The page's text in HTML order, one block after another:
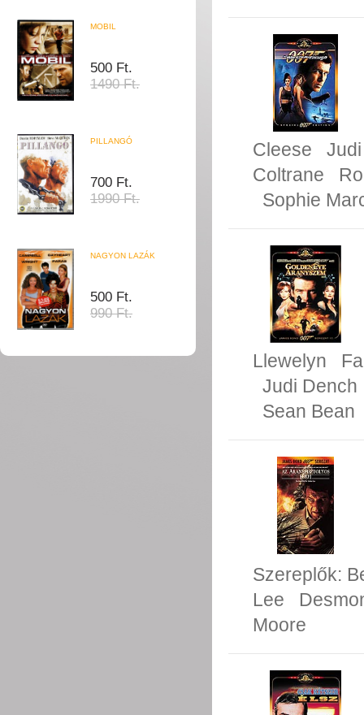
MOBIL
500 Ft.
1490 Ft.
PILLANGÓ
700 Ft.
1990 Ft.
NAGYON LAZÁK
500 Ft.
990 Ft.
Cleese
Coltrane
Sophie
Llewelyn
Judi Dench
Sean Bean
Szereplők:
Lee
Moore